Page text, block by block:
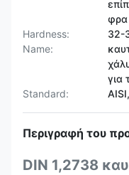
φρα
Hardness:
32-
Name:
για
Standard:
Περιγραφή του
DIN 1,2738